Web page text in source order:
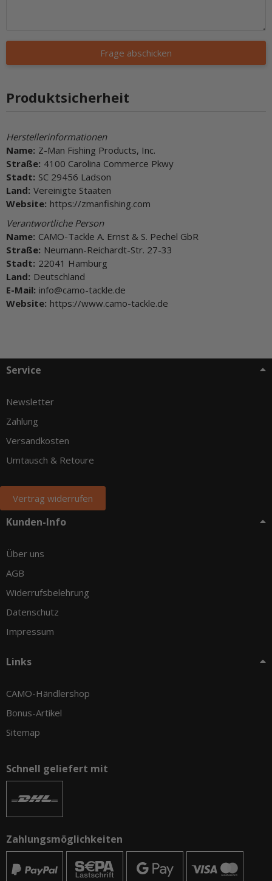
Frage abschicken
Produktsicherheit
Herstellerinformationen
Name: Z-Man Fishing Products, Inc.
Straße: 4100 Carolina Commerce Pkwy
Stadt: SC 29456 Ladson
Land: Vereinigte Staaten
Website: https://zmanfishing.com
Verantwortliche Person
Name: CAMO-Tackle A. Ernst & S. Pechel GbR
Straße: Neumann-Reichardt-Str. 27-33
Stadt: 22041 Hamburg
Land: Deutschland
E-Mail: info@camo-tackle.de
Website: https://www.camo-tackle.de
Service
Newsletter
Zahlung
Versandkosten
Umtausch & Retoure
Vertrag widerrufen
Kunden-Info
Über uns
AGB
Widerrufsbelehrung
Datenschutz
Impressum
Links
CAMO-Händlershop
Bonus-Artikel
Sitemap
Schnell geliefert mit
Zahlungsmöglichkeiten